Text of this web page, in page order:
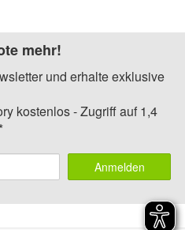
mehr!
und erhalte exklusive
kostenlos - Zugriff auf 1,4
Anmelden